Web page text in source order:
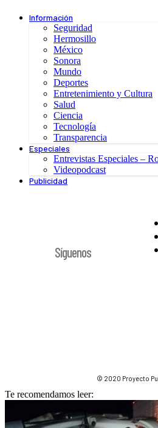
Información
Seguridad
Hermosillo
México
Sonora
Mundo
Deportes
Entretenimiento y Cultura
Salud
Ciencia
Tecnología
Transparencia
Especiales
Entrevistas Especiales –
Videopodcast
Publicidad
Síguenos
© 2020 Proyecto
Te recomendamos leer: